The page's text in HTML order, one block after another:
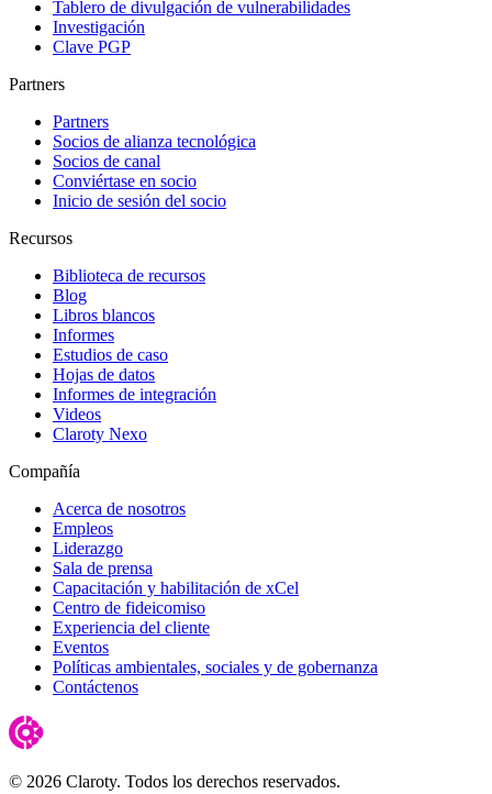
Tablero de divulgación de vulnerabilidades
Investigación
Clave PGP
Partners
Partners
Socios de alianza tecnológica
Socios de canal
Conviértase en socio
Inicio de sesión del socio
Recursos
Biblioteca de recursos
Blog
Libros blancos
Informes
Estudios de caso
Hojas de datos
Informes de integración
Videos
Claroty Nexo
Compañía
Acerca de nosotros
Empleos
Liderazgo
Sala de prensa
Capacitación y habilitación de xCel
Centro de fideicomiso
Experiencia del cliente
Eventos
Políticas ambientales, sociales y de gobernanza
Contáctenos
© 2026 Claroty. Todos los derechos reservados.